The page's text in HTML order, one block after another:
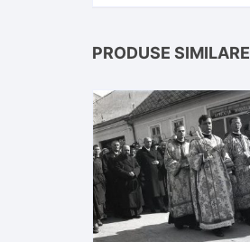
PRODUSE SIMILARE